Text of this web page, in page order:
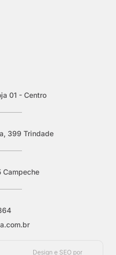
01 - Centro
399 Trindade
Campeche
Design e SEO por